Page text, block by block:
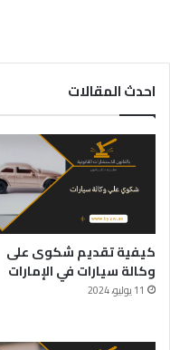
احدث المقالات
كيفية تقديم شكوى على
وكالة سيارات في الإمارات
11 يوليو، 2024